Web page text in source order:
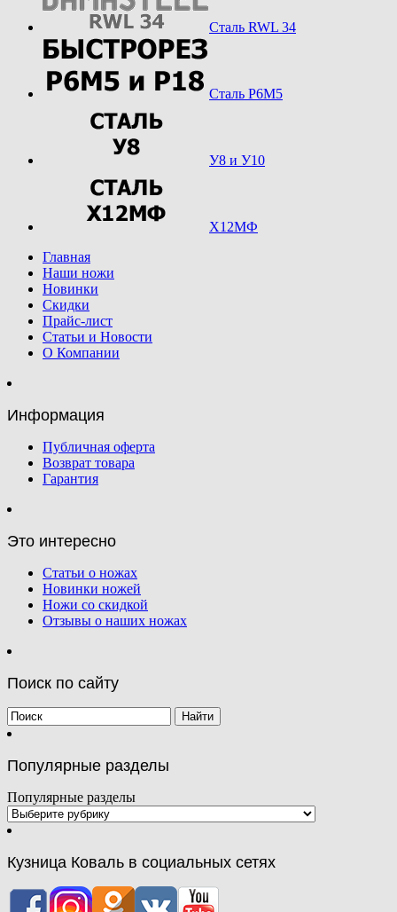
Сталь RWL 34
Сталь Р6М5
У8 и У10
Х12МФ
Главная
Наши ножи
Новинки
Скидки
Прайс-лист
Статьи и Новости
О Компании
Информация
Публичная оферта
Возврат товара
Гарантия
Это интересно
Статьи о ножах
Новинки ножей
Ножи со скидкой
Отзывы о наших ножах
Поиск по сайту
Популярные разделы
Популярные разделы
Кузница Коваль в социальных сетях